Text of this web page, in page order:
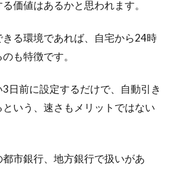
価値はあるかと思われます。
る環境であれば、自宅から24時
も特徴です。
日前に設定するだけで、自動引き
いう、速さもメリットではない
市銀行、地方銀行で扱いがあ